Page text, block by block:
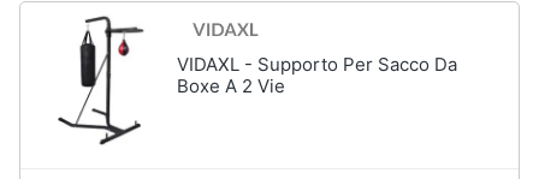
VIDAXL - Supporto Per Sacco Da
Boxe A 2 Vie